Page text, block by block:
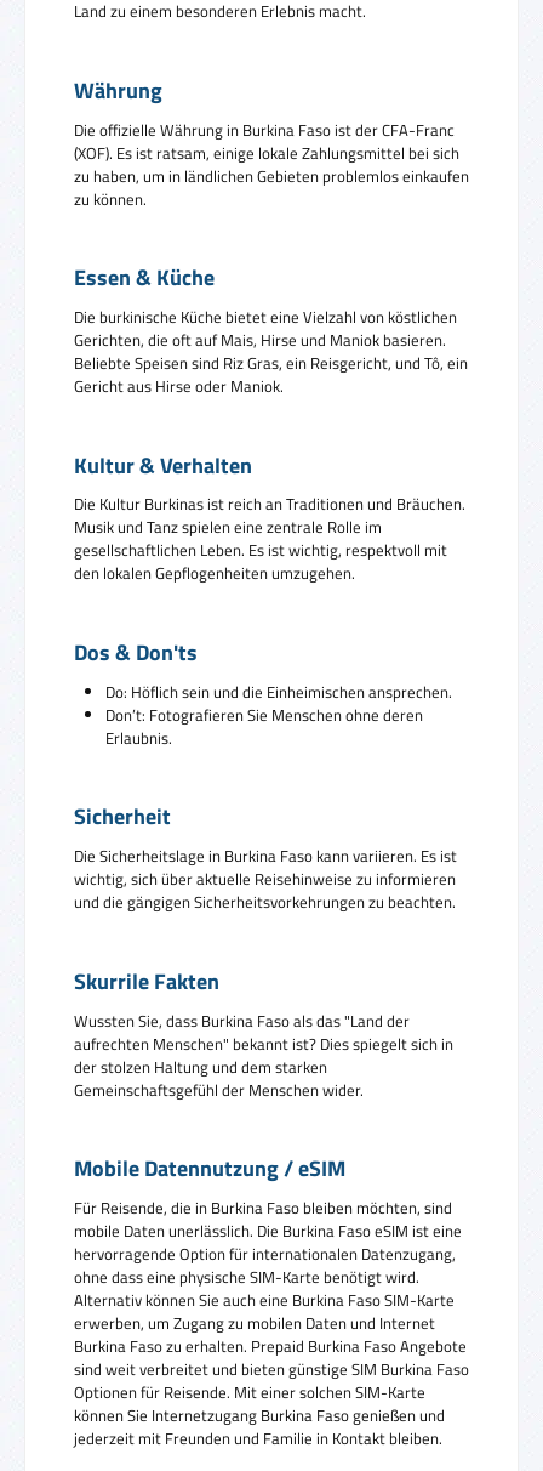
Land zu einem besonderen Erlebnis macht.
Währung
Die offizielle Währung in Burkina Faso ist der CFA-Franc
(XOF). Es ist ratsam, einige lokale Zahlungsmittel bei sich
zu haben, um in ländlichen Gebieten problemlos einkaufen
zu können.
Essen & Küche
Die burkinische Küche bietet eine Vielzahl von köstlichen
Gerichten, die oft auf Mais, Hirse und Maniok basieren.
Beliebte Speisen sind Riz Gras, ein Reisgericht, und Tô, ein
Gericht aus Hirse oder Maniok.
Kultur & Verhalten
Die Kultur Burkinas ist reich an Traditionen und Bräuchen.
Musik und Tanz spielen eine zentrale Rolle im
gesellschaftlichen Leben. Es ist wichtig, respektvoll mit
den lokalen Gepflogenheiten umzugehen.
Dos & Don'ts
Do: Höflich sein und die Einheimischen ansprechen.
Don’t: Fotografieren Sie Menschen ohne deren
Erlaubnis.
Sicherheit
Die Sicherheitslage in Burkina Faso kann variieren. Es ist
wichtig, sich über aktuelle Reisehinweise zu informieren
und die gängigen Sicherheitsvorkehrungen zu beachten.
Skurrile Fakten
Wussten Sie, dass Burkina Faso als das "Land der
aufrechten Menschen" bekannt ist? Dies spiegelt sich in
der stolzen Haltung und dem starken
Gemeinschaftsgefühl der Menschen wider.
Mobile Datennutzung / eSIM
Für Reisende, die in Burkina Faso bleiben möchten, sind
mobile Daten unerlässlich. Die Burkina Faso eSIM ist eine
hervorragende Option für internationalen Datenzugang,
ohne dass eine physische SIM-Karte benötigt wird.
Alternativ können Sie auch eine Burkina Faso SIM-Karte
erwerben, um Zugang zu mobilen Daten und Internet
Burkina Faso zu erhalten. Prepaid Burkina Faso Angebote
sind weit verbreitet und bieten günstige SIM Burkina Faso
Optionen für Reisende. Mit einer solchen SIM-Karte
können Sie Internetzugang Burkina Faso genießen und
jederzeit mit Freunden und Familie in Kontakt bleiben.